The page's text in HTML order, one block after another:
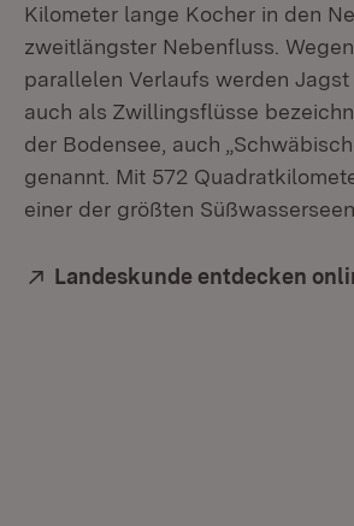
Kilometer lange Kocher in den
zweitlängster Nebenfluss.
parallelen Verlaufs werden
auch als Zwillingsflüsse
der Bodensee, auch
genannt. Mit 572
einer der größten
Extern:
Landeskunde entdecken